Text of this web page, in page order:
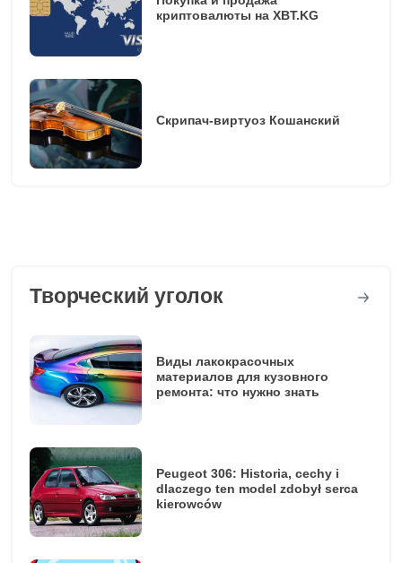
криптовалюты на XBT.KG
Скрипач-виртуоз Кошанский
Творческий уголок
Виды лакокрасочных
материалов для кузовного
ремонта: что нужно знать
Peugeot 306: Historia, cechy i
dlaczego ten model zdobył serca
kierowców